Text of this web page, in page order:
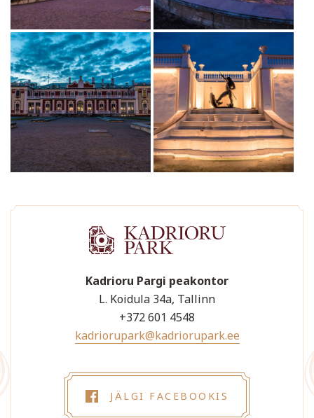
Kadrioru Pargi peakontor
L. Koidula 34a, Tallinn
+372 601 4548
kadriorupark@kadriorupark.ee
JÄLGI FACEBOOKIS